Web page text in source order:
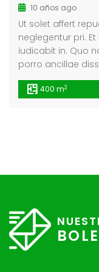
10 años ago
Ut solet affert
neglegentur pri.
iudicabit in. Quo
porro ancillae
400 m2